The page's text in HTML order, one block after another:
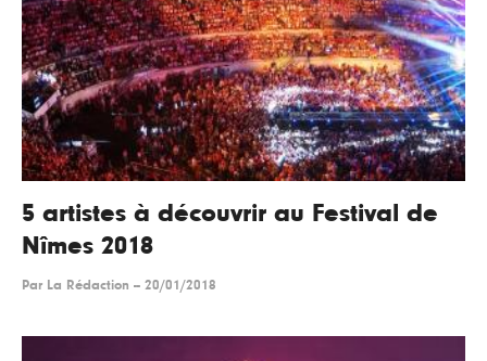
5 artistes à découvrir au Festival de
Nîmes 2018
Par La Rédaction -- 20/01/2018